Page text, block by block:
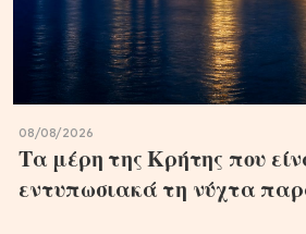
08/08/2026
Τα μέρη της Κρήτης που
εντυπωσιακά τη νύχτα